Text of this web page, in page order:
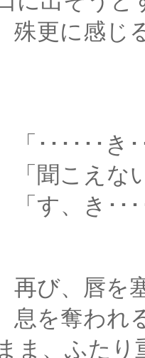
ところ
き････
ない
･････
塞が
ような
ま、ふた